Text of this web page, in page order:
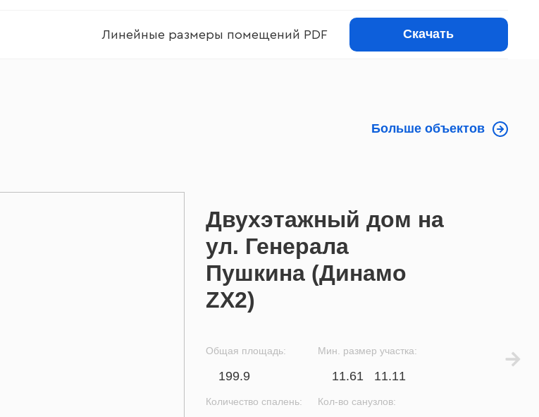
Линейные размеры помещений PDF Скачать
Больше объектов
Двухэтажный дом на
ул. Генерала
Пушкина (Динамо
ZX2)
Общая площадь:
199.9
Количество спалень:
Мин. размер участка:
11.61 11.11
Кол-во санузлов: